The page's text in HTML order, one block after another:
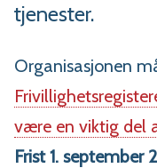
tjenester.
Organisasjonen
være en viktig del
Frist 1. september